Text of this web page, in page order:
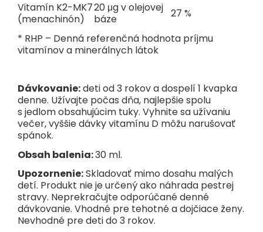
Vitamín K2-MK7
(menachinón)
20 μg v olejovej
báze
27 %
* RHP – Denná referenčná hodnota príjmu
vitamínov a minerálnych látok
Dávkovanie:deti od 3 rokov a dospelí 1 kvapka
denne. Užívajte počas dňa, najlepšie spolu
s jedlom obsahujúcim tuky. Vyhnite sa užívaniu
večer, vyššie dávky vitamínu D môžu narušovať
spánok.
Obsah balenia:30 ml.
Upozornenie:Skladovať mimo dosahu malých
detí. Produkt nie je určený ako náhrada pestrej
stravy. Neprekračujte odporúčané denné
dávkovanie. Vhodné pre tehotné a dojčiace ženy.
Nevhodné pre deti do 3 rokov.